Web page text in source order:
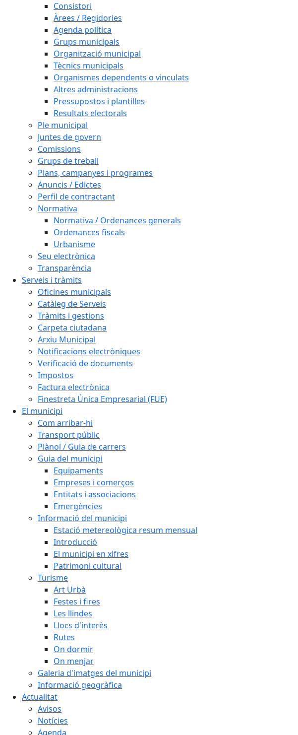
Consistori
Àrees / Regidories
Agenda política
Grups municipals
Organització municipal
Tècnics municipals
Organismes dependents o vinculats
Altres administracions
Pressupostos i plantilles
Resultats electorals
Ple municipal
Juntes de govern
Comissions
Grups de treball
Plans, campanyes i programes
Anuncis / Edictes
Perfil de contractant
Normativa
Normativa / Ordenances generals
Ordenances fiscals
Urbanisme
Seu electrònica
Transparència
Serveis i tràmits
Oficines municipals
Catàleg de Serveis
Tràmits i gestions
Carpeta ciutadana
Arxiu Municipal
Notificacions electròniques
Verificació de documents
Impostos
Factura electrònica
Finestreta Única Empresarial (FUE)
El municipi
Com arribar-hi
Transport públic
Plànol / Guia de carrers
Guia del municipi
Equipaments
Empreses i comerços
Entitats i associacions
Emergències
Informació del municipi
Estació metereològica resum mensual
Introducció
El municipi en xifres
Patrimoni cultural
Turisme
Art Urbà
Festes i fires
Les llindes
Llocs d'interès
Rutes
On dormir
On menjar
Galeria d'imatges del municipi
Informació geogràfica
Actualitat
Avisos
Notícies
Agenda